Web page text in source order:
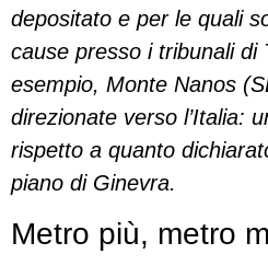
depositato e per le quali
cause presso i tribunali di
esempio, Monte Nanos
direzionate verso l’Italia:
rispetto a quanto
piano di Ginevra.
Metro più, metro